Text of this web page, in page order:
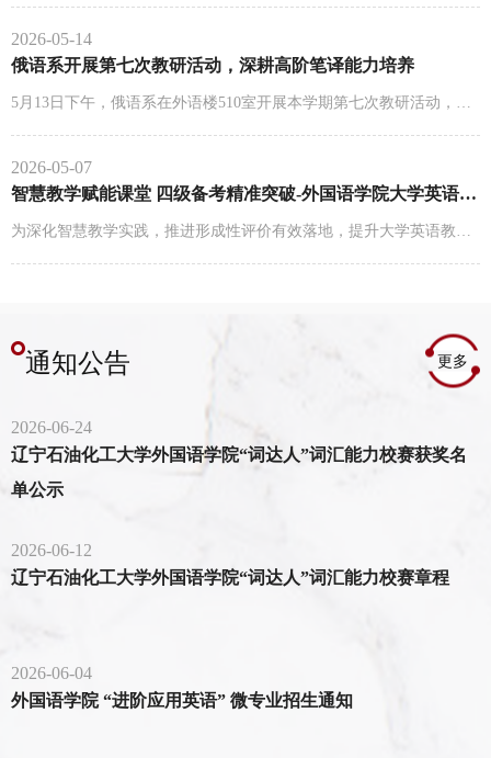
2026-05-14
俄语系开展第七次教研活动，深耕高阶笔译能力培养
5月13日下午，俄语系在外语楼510室开展本学期第七次教研活动，专题研讨俄语专业学生高阶笔译能力培养路...
2026-05-07
智慧教学赋能课堂 四级备考精准突破-外国语学院大学英语第三...
为深化智慧教学实践，推进形成性评价有效落地，提升大学英语教学质量与四级备考实效。2026年5月6日下午...
通知公告 更多
2026-06-24
辽宁石油化工大学外国语学院“词达人”词汇能力校赛获奖名
单公示
2026-06-12
辽宁石油化工大学外国语学院“词达人”词汇能力校赛章程
2026-06-04
外国语学院 “进阶应用英语” 微专业招生通知